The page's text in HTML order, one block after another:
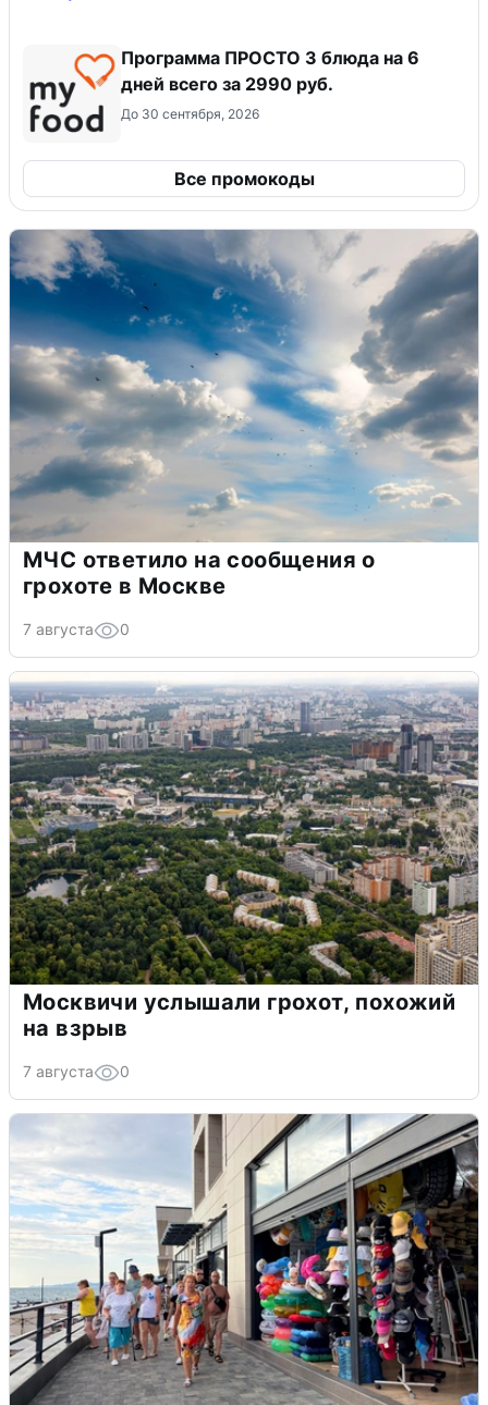
Программа ПРОСТО 3 блюда на 6
дней всего за 2990 руб.
До 30 сентября, 2026
Все промокоды
МЧС ответило на сообщения о
грохоте в Москве
7 августа 0
Москвичи услышали грохот, похожий
на взрыв
7 августа 0